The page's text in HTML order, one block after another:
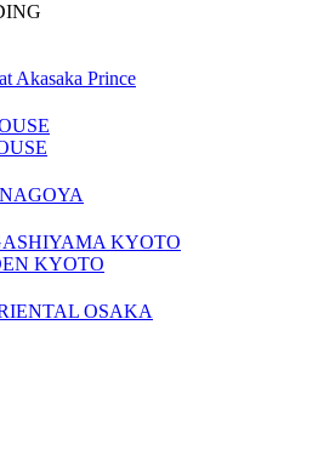
Akasaka Prince
KYOTO
KYOTO
OSAKA